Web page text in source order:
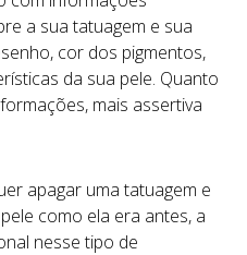
a sua tatuagem e sua
cor dos pigmentos,
da sua pele. Quanto
mais assertiva
apagar uma tatuagem e
como ela era antes, a
nesse tipo de